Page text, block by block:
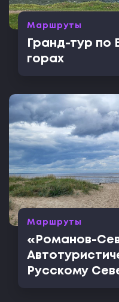
Маршруты
Гранд-тур по
горах
Маршруты
«Романов-
Русскому